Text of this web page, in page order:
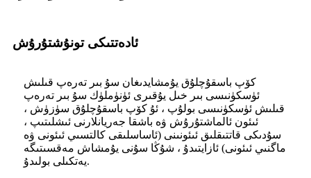
ئادەتتىكى تونۇشتۇرۇش
كۆپ باسقۇچلۇق يۇمشايدىغان سۇ بىر تەرەپ قىلىش
ئۈسكۈنىسى بىر خىل يۇقىرى ئۈنۈملۈك سۇ بىر تەرەپ
قىلىش ئۈسكۈنىسى بولۇپ ، ئۇ كۆپ باسقۇچلۇق سۈزۈش ،
ئىئون ئالماشتۇرۇش ۋە باشقا جەريانلارنى ئىشلىتىپ ،
سۇدىكى قاتتىقلىق ئىئونىنى (ئاساسلىقى كالتسىي ئىئونى ۋە
ماگنىي ئىئونى) ئازايتىدۇ ، شۇڭا سۇنى يۇمشاش مەقسىتىگە
يەتكىلى بولىدۇ.